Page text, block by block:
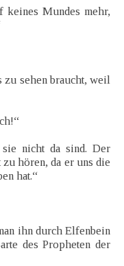
keines Mundes mehr,
zu sehen braucht, weil
nicht da sind. Der
hören, da er uns die
hat.“
ihn durch Elfenbein
des Propheten der